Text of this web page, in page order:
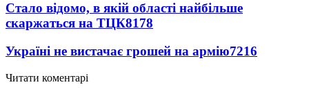
Стало відомо, в якій області найбільше
скаржаться на ТЦК8178
Україні не вистачає грошей на армію7216
Читати коментарі